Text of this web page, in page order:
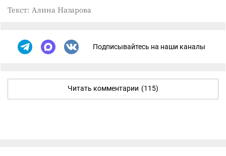
Текст: Алина Назарова
Подписывайтесь на наши каналы
Читать комментарии (115)